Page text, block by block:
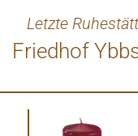
Letzte
Friedhof